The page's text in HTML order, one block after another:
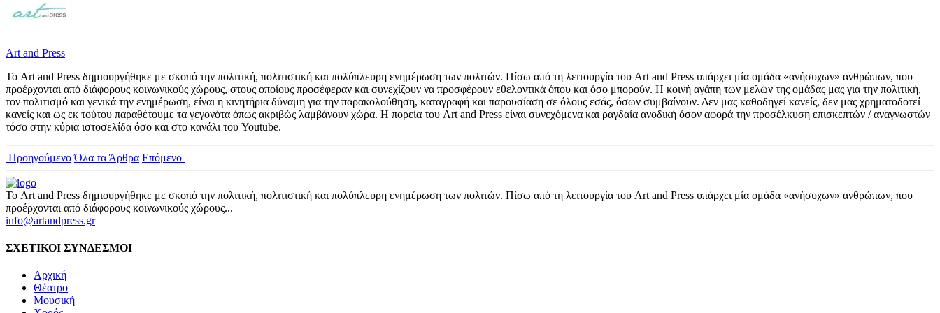
Art and Press
Το Art and Press δημιουργήθηκε με σκοπό την πολιτική, πολιτιστική και πολύπλευρη ενημέρωση των πολιτών. Πίσω από τη λειτουργία του Art and Press υπάρχει μία ομάδα «ανήσυχων» ανθρώπων, που
προέρχονται από διάφορους κοινωνικούς χώρους, στους οποίους προσέφεραν και συνεχίζουν να προσφέρουν εθελοντικά όπου και όσο μπορούν. Η κοινή αγάπη των μελών της ομάδας μας για την πολιτική,
τον πολιτισμό και γενικά την ενημέρωση, είναι η κινητήρια δύναμη για την παρακολούθηση, καταγραφή και παρουσίαση σε όλους εσάς, όσων συμβαίνουν. Δεν μας καθοδηγεί κανείς, δεν μας χρηματοδοτεί
κανείς και ως εκ τούτου παραθέτουμε τα γεγονότα όπως ακριβώς λαμβάνουν χώρα. Η πορεία του Art and Press είναι συνεχόμενα και ραγδαία ανοδική όσον αφορά την προσέλκυση επισκεπτών / αναγνωστών
τόσο στην κύρια ιστοσελίδα όσο και στο κανάλι του Youtube.
Προηγούμενο Όλα τα Άρθρα Επόμενο
Το Art and Press δημιουργήθηκε με σκοπό την πολιτική, πολιτιστική και πολύπλευρη ενημέρωση των πολιτών. Πίσω από τη λειτουργία του Art and Press υπάρχει μία ομάδα «ανήσυχων» ανθρώπων, που
προέρχονται από διάφορους κοινωνικούς χώρους...
info@artandpress.gr
ΣΧΕΤΙΚΟΙ ΣΥΝΔΕΣΜΟΙ
Αρχική
Θέατρο
Μουσική